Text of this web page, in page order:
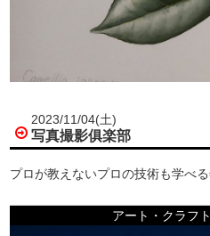
2023/11/04(土)
写真撮影俱楽部
プロが教えないプロの技術も学べ
アート・クラフ